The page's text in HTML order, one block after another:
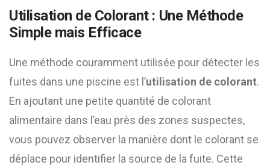
Utilisation de Colorant : Une Méthode
Simple mais Efficace
Une méthode couramment utilisée pour détecter les
fuites dans une piscine est l’utilisation de colorant.
En ajoutant une petite quantité de colorant
alimentaire dans l’eau près des zones suspectes,
vous pouvez observer la manière dont le colorant se
déplace pour identifier la source de la fuite. Cette